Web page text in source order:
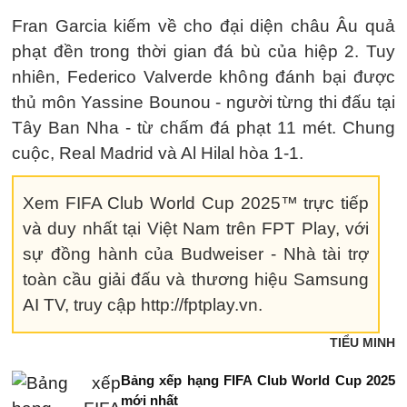
Fran Garcia kiếm về cho đại diện châu Âu quả
phạt đền trong thời gian đá bù của hiệp 2. Tuy
nhiên, Federico Valverde không đánh bại được
thủ môn Yassine Bounou - người từng thi đấu tại
Tây Ban Nha - từ chấm đá phạt 11 mét. Chung
cuộc, Real Madrid và Al Hilal hòa 1-1.
Xem FIFA Club World Cup 2025™ trực tiếp
và duy nhất tại Việt Nam trên FPT Play, với
sự đồng hành của Budweiser - Nhà tài trợ
toàn cầu giải đấu và thương hiệu Samsung
AI TV, truy cập http://fptplay.vn.
TIỂU MINH
Bảng xếp hạng FIFA Club World Cup 2025
mới nhất